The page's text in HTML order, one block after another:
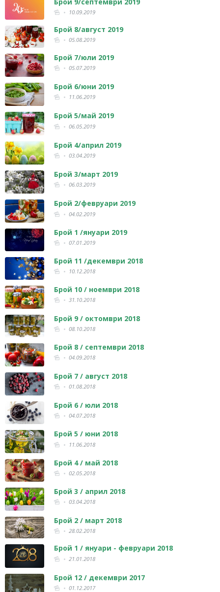
10.09.2019
Брой 8/август 2019
05.08.2019
Брой 7/юли 2019
05.07.2019
Брой 6/юни 2019
11.06.2019
Брой 5/май 2019
06.05.2019
Брой 4/април 2019
03.04.2019
Брой 3/март 2019
06.03.2019
Брой 2/февруари 2019
04.02.2019
Брой 1 /януари 2019
07.01.2019
Брой 11 /декември 2018
10.12.2018
Брой 10 / ноември 2018
31.10.2018
Брой 9 / октомври 2018
08.10.2018
Брой 8 / септември 2018
04.09.2018
Брой 7 / август 2018
01.08.2018
Брой 6 / юли 2018
04.07.2018
Брой 5 / юни 2018
11.06.2018
Брой 4 / май 2018
02.05.2018
Брой 3 / април 2018
03.04.2018
Брой 2 / март 2018
28.02.2018
Брой 1 / януари - февруари 2018
21.01.2018
Брой 12 / декември 2017
01.12.2017